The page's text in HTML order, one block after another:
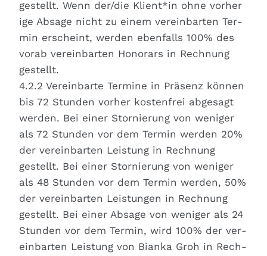
gestellt. Wenn der/die Klient*in ohne vor­he­r
i­ge Absa­ge nicht zu einem ver­ein­bar­ten Ter­
min erscheint, wer­den eben­falls 100% des
vor­ab ver­ein­bar­ten Hono­rars in Rech­nung
gestellt.
4.2.2 Ver­ein­bar­te Ter­mi­ne in Prä­senz kön­nen
bis 72 Stun­den vor­her kos­ten­frei abge­sagt
wer­den. Bei einer Stor­nie­rung von weni­ger
als 72 Stun­den vor dem Ter­min wer­den 20%
der ver­ein­bar­ten Leis­tung in Rech­nung
gestellt. Bei einer Stor­nie­rung von weni­ger
als 48 Stun­den vor dem Ter­min wer­den, 50%
der ver­ein­bar­ten Leis­tun­gen in Rech­nung
gestellt. Bei einer Absa­ge von weni­ger als 24
Stun­den vor dem Ter­min, wird 100% der ver­
ein­bar­ten Leis­tung von Bian­ka Groh in Rech­